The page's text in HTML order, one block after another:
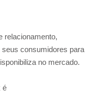
relacionamento,
consumidores para
no mercado.
é